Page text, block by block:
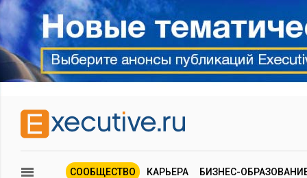
СООБЩЕСТВО КАРЬЕРА БИЗНЕС-